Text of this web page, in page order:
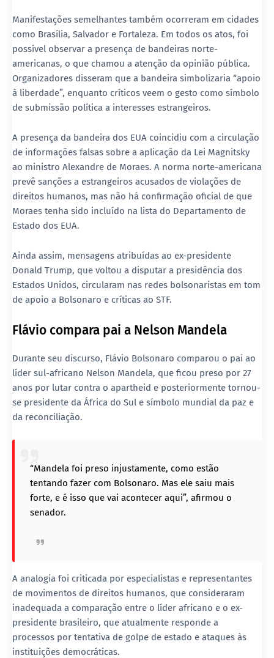
Manifestações semelhantes também ocorreram em cidades
como Brasília, Salvador e Fortaleza. Em todos os atos, foi
possível observar a presença de bandeiras norte-
americanas, o que chamou a atenção da opinião pública.
Organizadores disseram que a bandeira simbolizaria “apoio
à liberdade”, enquanto críticos veem o gesto como símbolo
de submissão política a interesses estrangeiros.
A presença da bandeira dos EUA coincidiu com a circulação
de informações falsas sobre a aplicação da Lei Magnitsky
ao ministro Alexandre de Moraes. A norma norte-americana
prevê sanções a estrangeiros acusados de violações de
direitos humanos, mas não há confirmação oficial de que
Moraes tenha sido incluído na lista do Departamento de
Estado dos EUA.
Ainda assim, mensagens atribuídas ao ex-presidente
Donald Trump, que voltou a disputar a presidência dos
Estados Unidos, circularam nas redes bolsonaristas em tom
de apoio a Bolsonaro e críticas ao STF.
Flávio compara pai a Nelson Mandela
Durante seu discurso, Flávio Bolsonaro comparou o pai ao
líder sul-africano Nelson Mandela, que ficou preso por 27
anos por lutar contra o apartheid e posteriormente tornou-
se presidente da África do Sul e símbolo mundial da paz e
da reconciliação.
“Mandela foi preso injustamente, como estão
tentando fazer com Bolsonaro. Mas ele saiu mais
forte, e é isso que vai acontecer aqui”, afirmou o
senador.
A analogia foi criticada por especialistas e representantes
de movimentos de direitos humanos, que consideraram
inadequada a comparação entre o líder africano e o ex-
presidente brasileiro, que atualmente responde a
processos por tentativa de golpe de estado e ataques às
instituições democráticas.